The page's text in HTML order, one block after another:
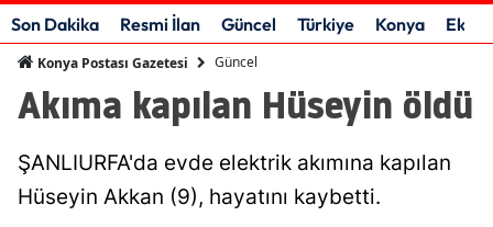
Afyonkarahisar
Amasya
Antalya
Son Dakika Resmi İlan Güncel Türkiye Konya
Konya Postası Gazetesi Güncel
Akıma kapılan Hüseyin öldü
ŞANLIURFA'da evde elektrik akımına kapılan
Hüseyin Akkan (9), hayatını kaybetti.